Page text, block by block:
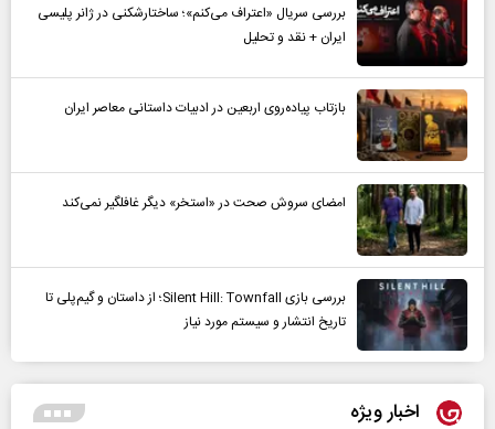
بررسی سریال «اعتراف می‌کنم»؛ ساختارشکنی در ژانر پلیسی
ایران + نقد و تحلیل
بازتاب پیاده‌روی اربعین در ادبیات داستانی معاصر ایران
امضای سروش صحت در «استخر» دیگر غافلگیر نمی‌کند
بررسی بازی Silent Hill: Townfall؛ از داستان و گیم‌پلی تا
تاریخ انتشار و سیستم مورد نیاز
اخبار ویژه